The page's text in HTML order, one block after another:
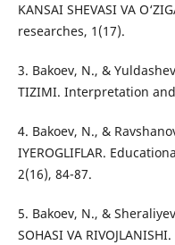
KANSAI SHEVASI VA
researches, 1(17).
3. Bakoev, N., &
TIZIMI. Interpretation
4. Bakoev, N., &
IYEROGLIFLAR.
2(16), 84-87.
5. Bakoev, N., &
SOHASI VA